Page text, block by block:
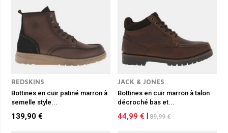
REDSKINS
Bottines en cuir patiné marron à
semelle style...
139,90 €
JACK & JONES
Bottines en cuir marron à talon
décroché bas et...
44,99 € 89,99 €